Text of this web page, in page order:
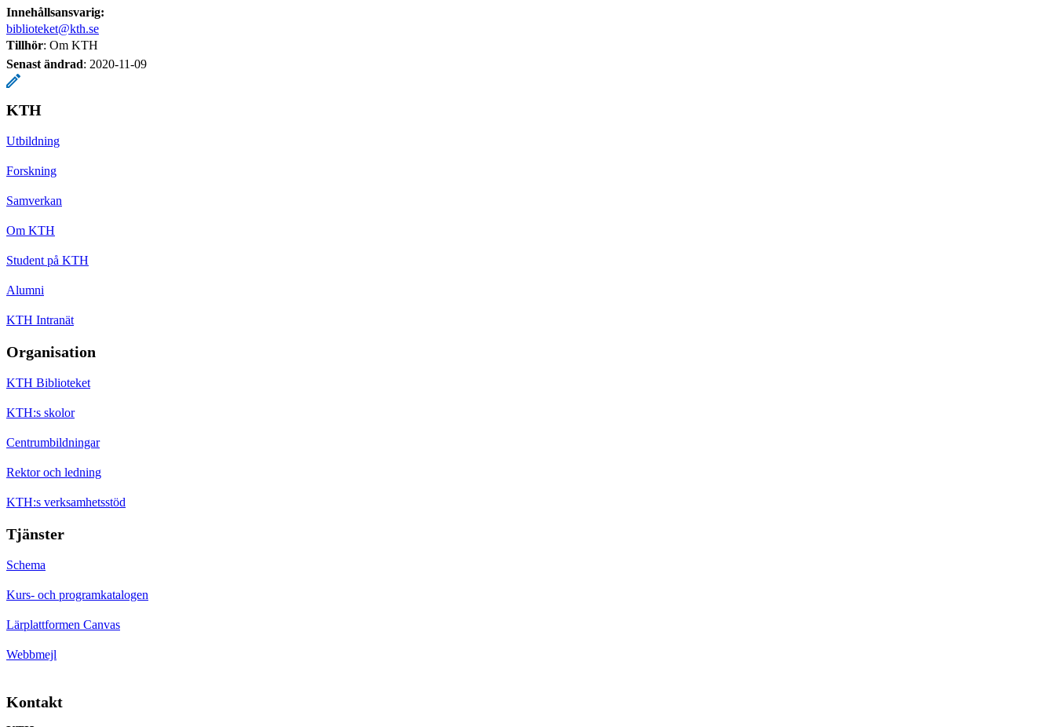
Innehållsansvarig:
biblioteket@kth.se
Tillhör: Om KTH
Senast ändrad: 2020-11-09
KTH
Utbildning
Forskning
Samverkan
Om KTH
Student på KTH
Alumni
KTH Intranät
Organisation
KTH Biblioteket
KTH:s skolor
Centrumbildningar
Rektor och ledning
KTH:s verksamhetsstöd
Tjänster
Schema
Kurs- och programkatalogen
Lärplattformen Canvas
Webbmejl
Kontakt